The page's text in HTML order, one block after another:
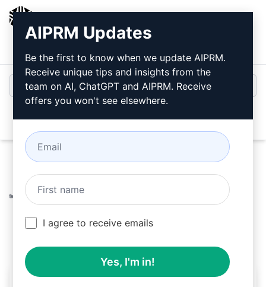
Giriş
Home / Yapay Zeka İpuçları
/
Improve Prompts
Paul'un ChatGPT Prompt Oluşturucusu
Paul Ballardin
February 19, 2023
AIPRM Updates
Be the first to know when we update AIPRM.
Receive unique tips and insights from the
team on AI, ChatGPT and AIPRM. Receive
offers you won't see elsewhere.
I agree to receive emails
Yes, I'm in!